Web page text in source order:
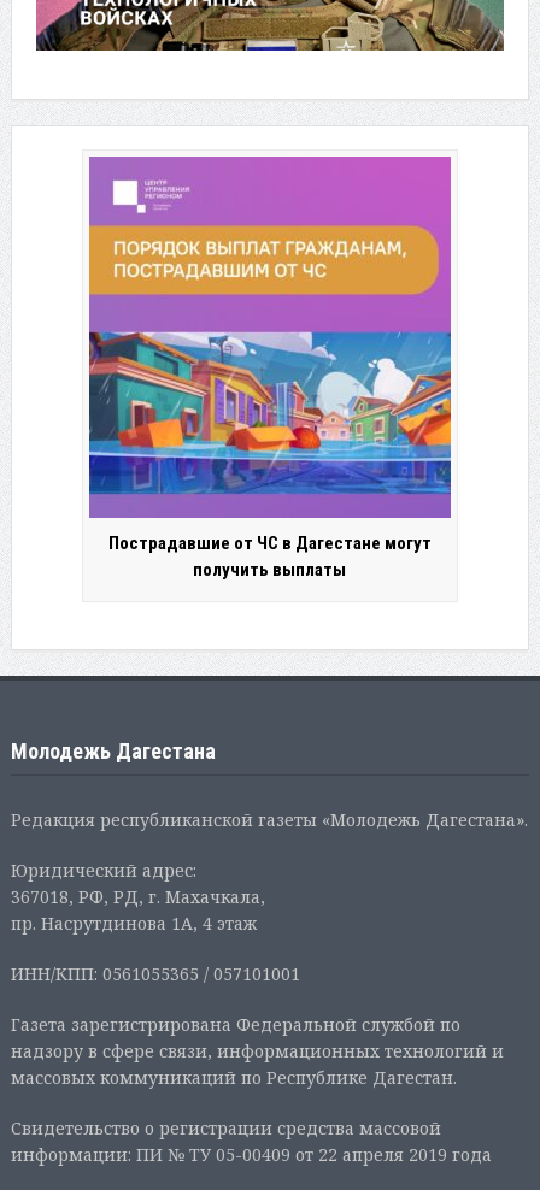
Пострадавшие от ЧС в Дагестане могут
получить выплаты
Молодежь Дагестана
Редакция республиканской газеты «Молодежь Дагестана».
Юридический адрес:
367018, РФ, РД, г. Махачкала,
пр. Насрутдинова 1А, 4 этаж
ИНН/КПП: 0561055365 / 057101001
Газета зарегистрирована Федеральной службой по
надзору в сфере связи, информационных технологий и
массовых коммуникаций по Республике Дагестан.
Свидетельство о регистрации средства массовой
информации: ПИ № ТУ 05-00409 от 22 апреля 2019 года